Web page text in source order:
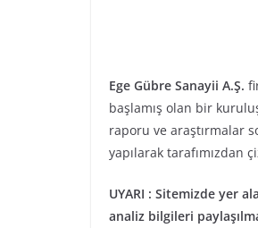
Ege Gübre Sanayii A.Ş.
başlamış olan bir
raporu ve araştırmalar
yapılarak tarafımızdan
UYARI : Sitemizde yer
analiz bilgileri